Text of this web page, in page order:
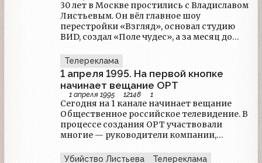
30 лет в Москве простились с Владиславом
Листьевым. Он вёл главное шоу
перестройки «Взгляд», основал студию
ВИD, создал «Поле чудес», а за месяц до
расследование и есть ли шанс раскрыть
убийство?
Телереклама
1 апреля 1995. На первой кнопке
начинает вещание ОРТ
1 апреля 1995 12148 1
Сегодня на 1 канале начинает вещание
Общественное российское телевидение. В
процессе создания ОРТ участвовали
многие — руководители компании,
коммерческие и рекламные структуры,
Убийство Листьева Телереклама